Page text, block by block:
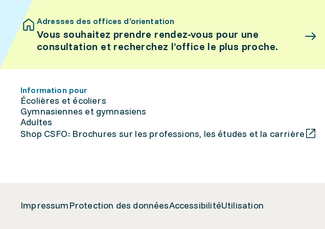
Adresses des offices d’orientation
Vous souhaitez prendre rendez-vous pour une
consultation et recherchez l’office le plus proche.
Information pour
Écolières et écoliers
Gymnasiennes et gymnasiens
Adultes
Shop CSFO: Brochures sur les professions, les études et la carrière
ImpressumProtection des donnéesAccessibilitéUtilisation